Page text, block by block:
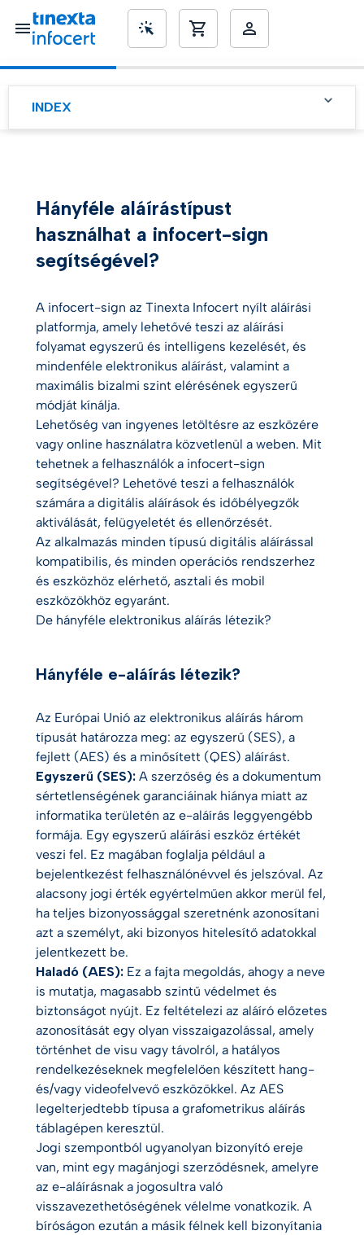
INDEX
Hányféle aláírástípust
használhat a infocert-sign
segítségével?
A infocert-sign az Tinexta Infocert nyílt aláírási
platformja, amely lehetővé teszi az aláírási
folyamat egyszerű és intelligens kezelését, és
mindenféle elektronikus aláírást, valamint a
maximális bizalmi szint elérésének egyszerű
módját kínálja.
Lehetőség van ingyenes letöltésre az eszközére
vagy online használatra közvetlenül a weben. Mit
tehetnek a felhasználók a infocert-sign
segítségével? Lehetővé teszi a felhasználók
számára a digitális aláírások és időbélyegzők
aktiválását, felügyeletét és ellenőrzését.
Az alkalmazás minden típusú digitális aláírással
kompatibilis, és minden operációs rendszerhez
és eszközhöz elérhető, asztali és mobil
eszközökhöz egyaránt.
De hányféle elektronikus aláírás létezik?
Hányféle e-aláírás létezik?
Az Európai Unió az elektronikus aláírás három
típusát határozza meg: az egyszerű (SES), a
fejlett (AES) és a minősített (QES) aláírást.
Egyszerű (SES): A szerzőség és a dokumentum
sértetlenségének garanciáinak hiánya miatt az
informatika területén az e-aláírás leggyengébb
formája. Egy egyszerű aláírási eszköz értékét
veszi fel. Ez magában foglalja például a
bejelentkezést felhasználónévvel és jelszóval. Az
alacsony jogi érték egyértelműen akkor merül fel,
ha teljes bizonyossággal szeretnénk azonosítani
azt a személyt, aki bizonyos hitelesítő adatokkal
jelentkezett be.
Haladó (AES): Ez a fajta megoldás, ahogy a neve
is mutatja, magasabb szintű védelmet és
biztonságot nyújt. Ez feltételezi az aláíró előzetes
azonosítását egy olyan visszaigazolással, amely
történhet de visu vagy távolról, a hatályos
rendelkezéseknek megfelelően készített hang-
és/vagy videofelvevő eszközökkel. Az AES
legelterjedtebb típusa a grafometrikus aláírás
táblagépen keresztül.
Jogi szempontból ugyanolyan bizonyító ereje
van, mint egy magánjogi szerződésnek, amelyre
az e-aláírásnak a jogosultra való
visszavezethetőségének vélelme vonatkozik. A
bíróságon ezután a másik félnek kell bizonyítania